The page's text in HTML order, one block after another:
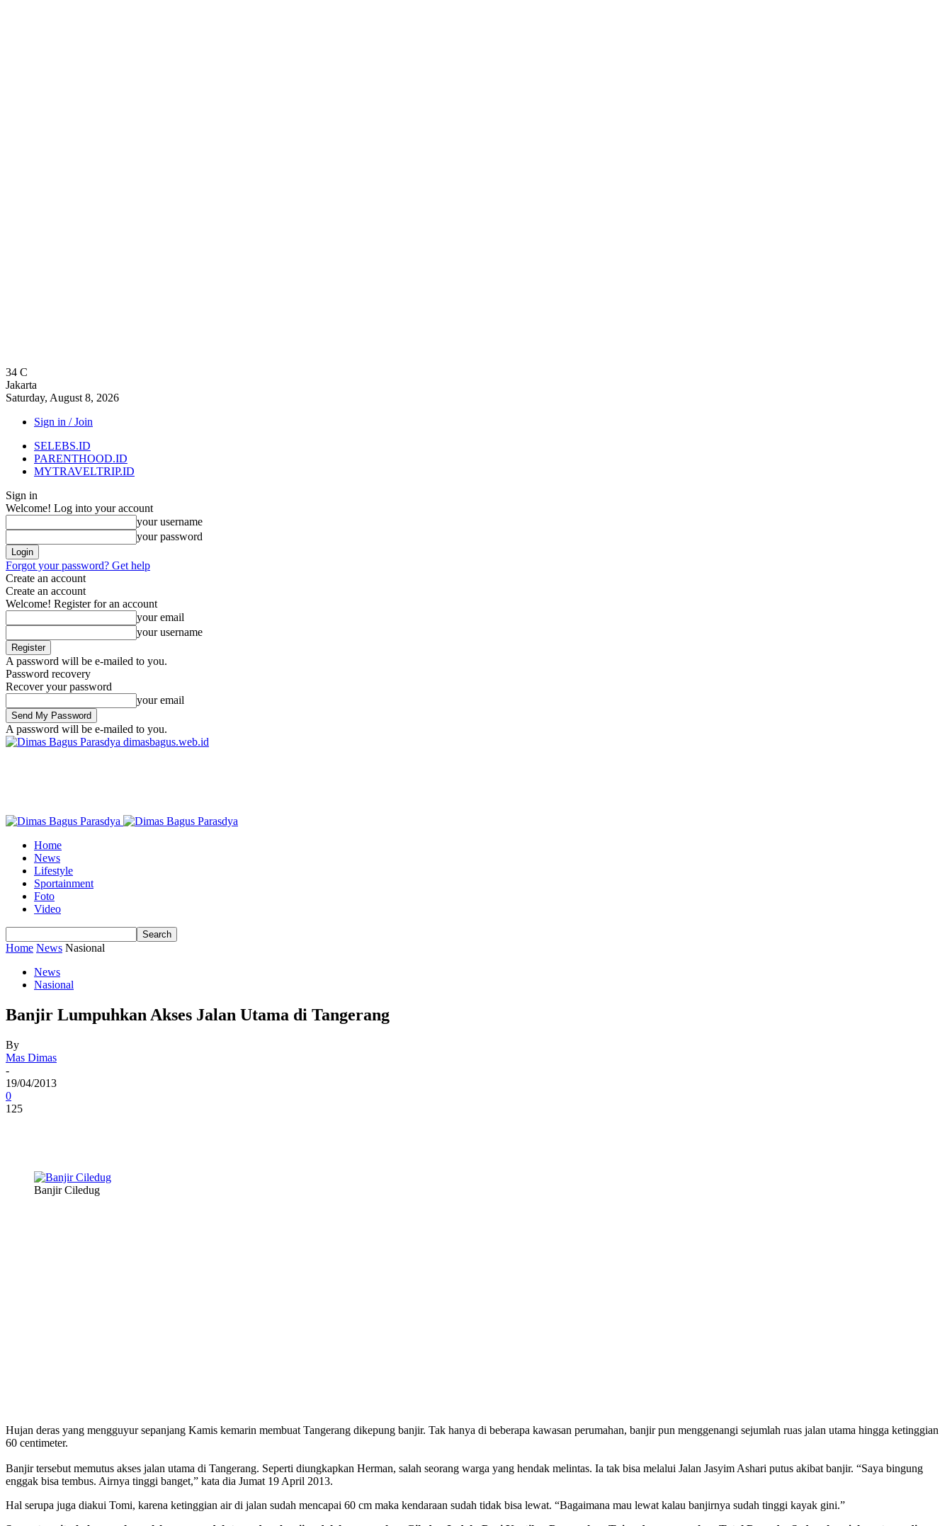
34 C
Jakarta
Saturday, August 8, 2026
Sign in / Join
SELEBS.ID
PARENTHOOD.ID
MYTRAVELTRIP.ID
Sign in
Welcome! Log into your account
your username
your password
Forgot your password? Get help
Create an account
Create an account
Welcome! Register for an account
your email
your username
A password will be e-mailed to you.
Password recovery
Recover your password
your email
A password will be e-mailed to you.
dimasbagus.web.id
Home
News
Lifestyle
Sportainment
Foto
Video
Home News Nasional
News
Nasional
Banjir Lumpuhkan Akses Jalan Utama di Tangerang
By
Mas Dimas
-
19/04/2013
0
125
Banjir Ciledug
Hujan deras yang mengguyur sepanjang Kamis kemarin membuat Tangerang dikepung banjir. Tak hanya di beberapa kawasan perumahan, banjir pun menggenangi sejumlah ruas jalan utama hingga ketinggian
60 centimeter.
Banjir tersebut memutus akses jalan utama di Tangerang. Seperti diungkapkan Herman, salah seorang warga yang hendak melintas. Ia tak bisa melalui Jalan Jasyim Ashari putus akibat banjir. “Saya bingung
enggak bisa tembus. Airnya tinggi banget,” kata dia Jumat 19 April 2013.
Hal serupa juga diakui Tomi, karena ketinggian air di jalan sudah mencapai 60 cm maka kendaraan sudah tidak bisa lewat. “Bagaimana mau lewat kalau banjirnya sudah tinggi kayak gini.”